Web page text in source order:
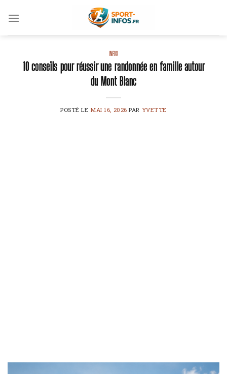
INFOS
10 conseils pour réussir une randonnée en famille autour
du Mont Blanc
POSTÉ LE MAI 16, 2026 PAR YVETTE